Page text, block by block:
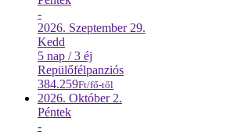
-
2026. Szeptember 29.
Kedd
5 nap / 3 éj
Repülőfélpanziós
384.259Ft/fő-től
2026. Október 2.
Péntek
-